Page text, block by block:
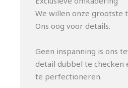
We willen onze grootste
Ons oog voor details.
Geen inspanning is ons
detail dubbel te checken
te perfectioneren.